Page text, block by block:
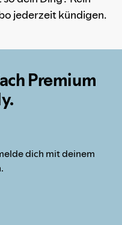
jederzeit kündigen.
Premium
dich mit deinem